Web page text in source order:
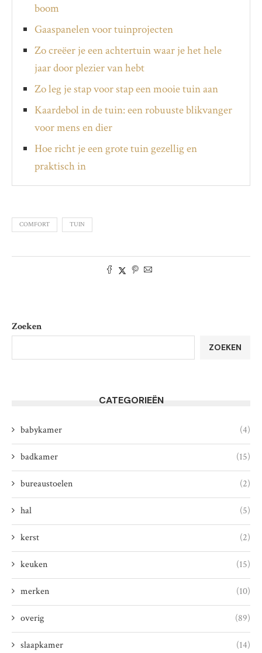
boom
Gaaspanelen voor tuinprojecten
Zo creëer je een achtertuin waar je het hele
jaar door plezier van hebt
Zo leg je stap voor stap een mooie tuin aan
Kaardebol in de tuin: een robuuste blikvanger
voor mens en dier
Hoe richt je een grote tuin gezellig en
praktisch in
COMFORT TUIN
Zoeken
ZOEKEN
CATEGORIEËN
babykamer (4)
badkamer (15)
bureaustoelen (2)
hal (5)
kerst (2)
keuken (15)
merken (10)
overig (89)
slaapkamer (14)